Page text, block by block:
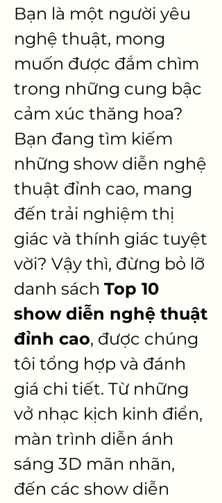
Bạn là một người yêu
nghệ thuật, mong
muốn được đắm chìm
trong những cung bậc
cảm xúc thăng hoa?
Bạn đang tìm kiếm
những show diễn nghệ
thuật đỉnh cao, mang
đến trải nghiệm thị
giác và thính giác tuyệt
vời? Vậy thì, đừng bỏ lỡ
danh sách Top 10
show diễn nghệ thuật
đỉnh cao, được chúng
tôi tổng hợp và đánh
giá chi tiết. Từ những
vở nhạc kịch kinh điển,
màn trình diễn ánh
sáng 3D mãn nhãn,
đến các show diễn